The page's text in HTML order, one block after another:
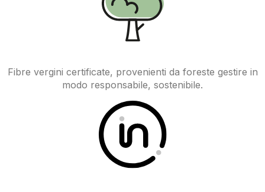
Fibre vergini certificate, provenienti da foreste gestire in
modo responsabile, sostenibile.